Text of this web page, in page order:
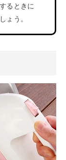
るときに
ょう。